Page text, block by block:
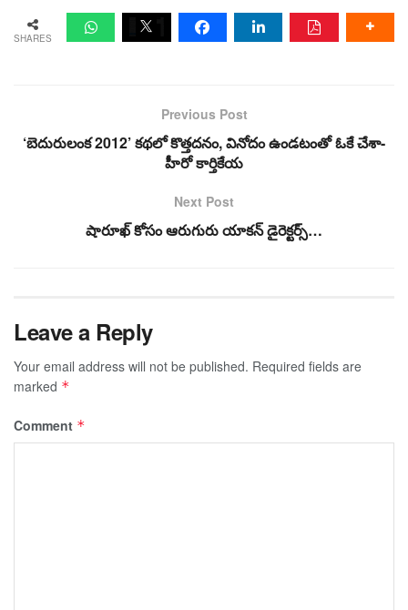
SHARES
Previous Post
‘బెదురులంక 2012’ కథలో కొత్తదనం, వినోదం ఉండటంతో ఓకే చేశా-
హీరో కార్తికేయ
Next Post
షారూఖ్ కోసం ఆరుగురు యాకన్ డైరెక్టర్స్…
Leave a Reply
Your email address will not be published. Required fields are
marked *
Comment *